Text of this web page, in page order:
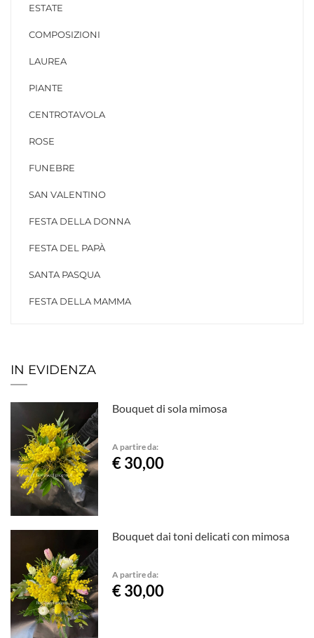
ESTATE
COMPOSIZIONI
LAUREA
PIANTE
CENTROTAVOLA
ROSE
FUNEBRE
SAN VALENTINO
FESTA DELLA DONNA
FESTA DEL PAPÀ
SANTA PASQUA
FESTA DELLA MAMMA
IN EVIDENZA
Bouquet di sola mimosa
A partire da:
€ 30,00
Bouquet dai toni delicati con mimosa
A partire da:
€ 30,00